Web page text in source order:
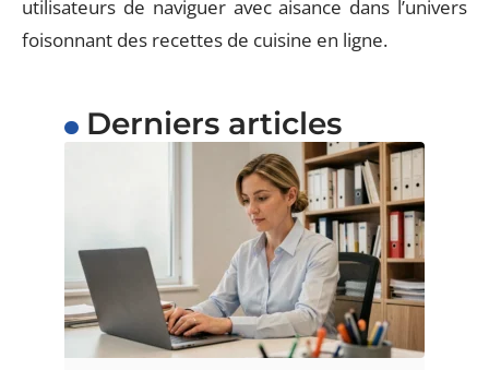
utilisateurs de naviguer avec aisance dans l’univers
foisonnant des recettes de cuisine en ligne.
Derniers articles